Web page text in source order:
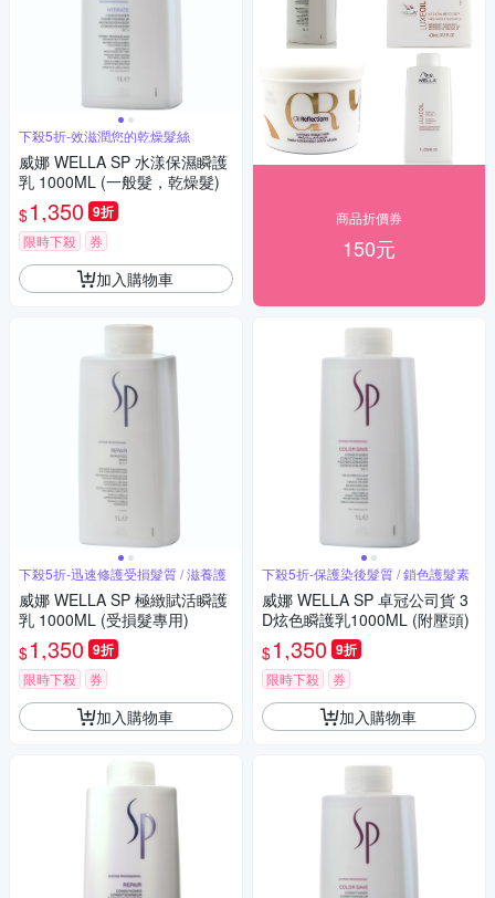
下殺5折-效滋潤您的乾燥髮絲
威娜 WELLA SP 水漾保濕瞬護
乳 1000ML (一般髮，乾燥髮)
$1,350 9折
限時下殺 券
加入購物車
下殺5折-迅速修護受損髮質 / 滋養護
威娜 WELLA SP 極緻賦活瞬護
乳 1000ML (受損髮專用)
$1,350 9折
限時下殺 券
加入購物車
商品折價券
150元
下殺5折-保護染後髮質 / 鎖色護髮素
威娜 WELLA SP 卓冠公司貨 3
D炫色瞬護乳1000ML (附壓頭)
$1,350 9折
限時下殺 券
加入購物車